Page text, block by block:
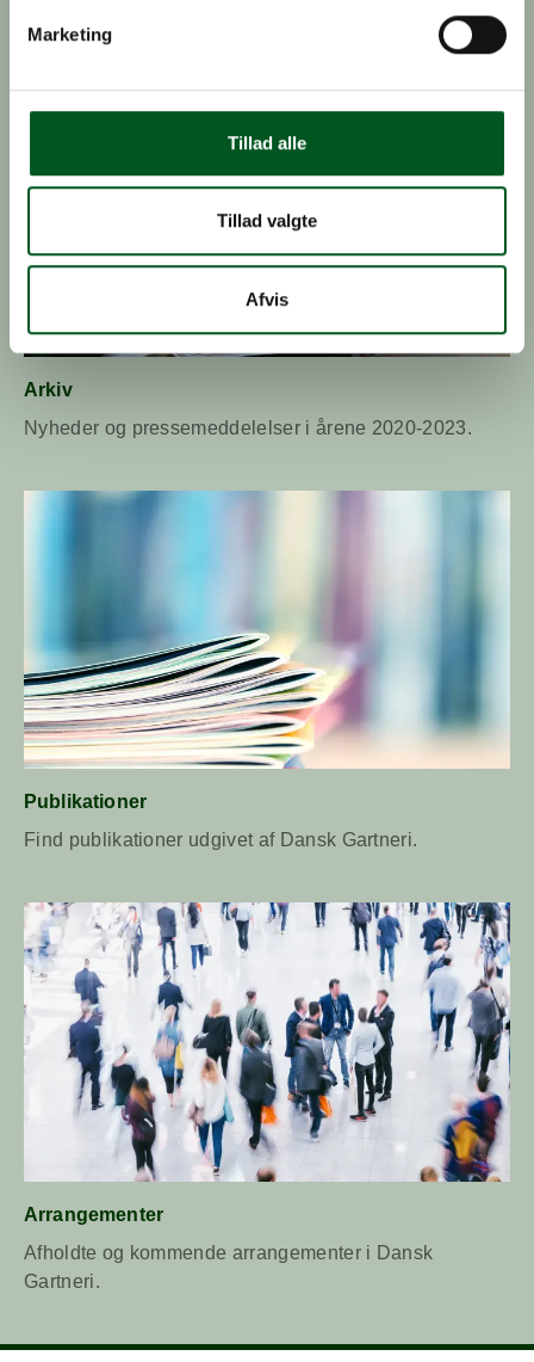
Marketing
Tillad alle
Tillad valgte
Afvis
Arkiv
Nyheder og pressemeddelelser i årene 2020-2023.
Læs mere om Arkiv
Publikationer
Find publikationer udgivet af Dansk Gartneri.
Læs mere om Publikationer
Arrangementer
Afholdte og kommende arrangementer i Dansk
Gartneri.
Læs mere om Arrangementer